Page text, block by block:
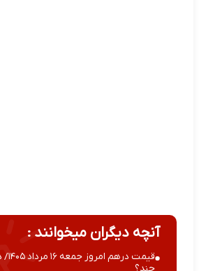
آنچه دیگران میخوانند :
چند؟